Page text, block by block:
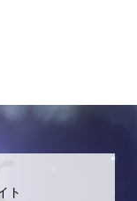
ト